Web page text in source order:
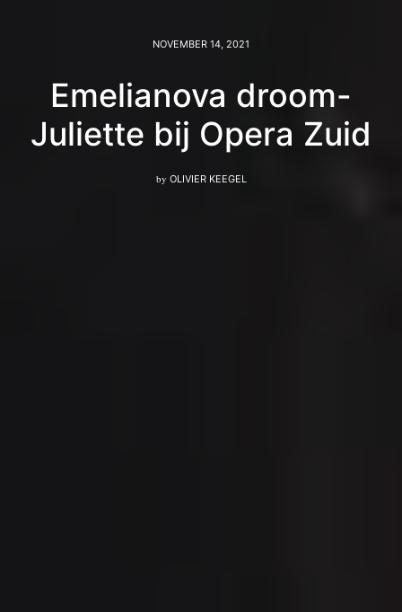
NOVEMBER 14, 2021
Emelianova droom-
Juliette bij Opera Zuid
by OLIVIER KEEGEL